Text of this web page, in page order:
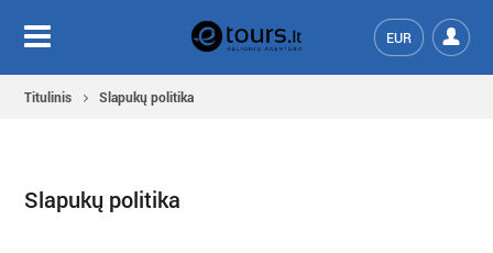
EUR
Titulinis Slapukų politika
Slapukų politika